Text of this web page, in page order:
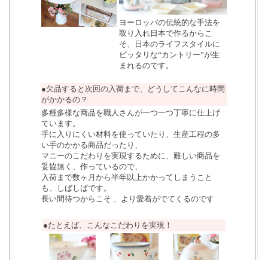
ヨーロッパの伝統的な手法を
取り入れ日本で作るからこ
そ、日本のライフスタイルに
ピッタリな“カントリー”が生
まれるのです。
●欠品すると次回の入荷まで、どうしてこんなに時間
がかかるの？
多種多様な商品を職人さんが一つ一つ丁寧に仕上げ
ています。
手に入りにくい材料を使っていたり、生産工程の多
い手のかかる商品だったり、
マニーのこだわりを実現するために、難しい商品を
妥協無く、作っているので、
入荷まで数ヶ月から半年以上かかってしまうこと
も、しばしばです。
長い間待つからこそ 、より愛着がでてくるのです
●たとえば、こんなこだわりを実現！